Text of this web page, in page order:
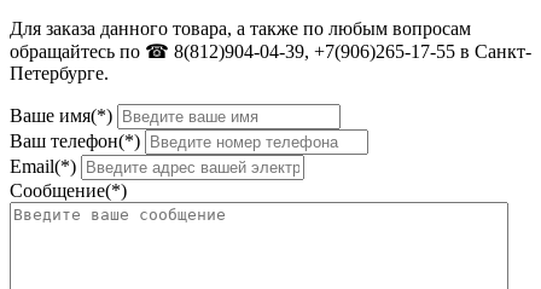
Для заказа данного товара, а также по любым вопросам
обращайтесь по ☎ 8(812)904-04-39, +7(906)265-17-55 в Санкт-
Петербурге.
Ваше имя(*)
Ваш телефон(*)
Email(*)
Сообщение(*)